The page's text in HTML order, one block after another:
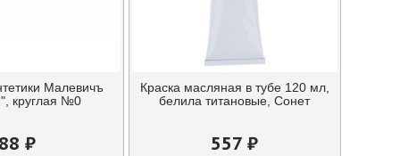
Малевичъ
круглая №0
88 ₽
Краска масляная в тубе 120 мл,
белила титановые, Сонет
557 ₽